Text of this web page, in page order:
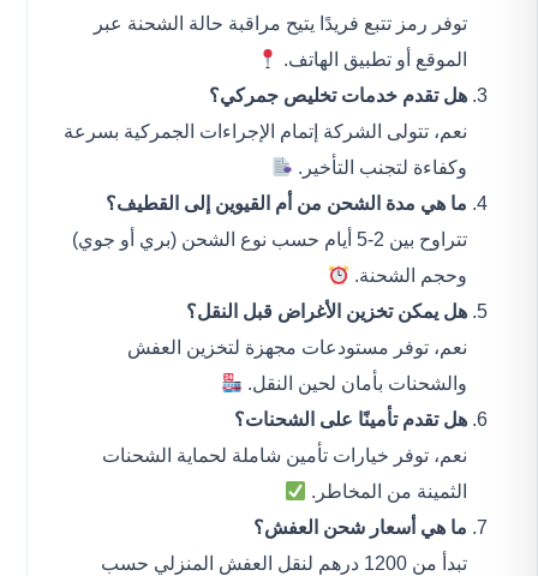
توفر رمز تتبع فريدًا يتيح مراقبة حالة الشحنة عبر
الموقع أو تطبيق الهاتف.
هل تقدم خدمات تخليص جمركي؟
نعم، تتولى الشركة إتمام الإجراءات الجمركية بسرعة
وكفاءة لتجنب التأخير.
ما هي مدة الشحن من أم القيوين إلى القطيف؟
تتراوح بين 2-5 أيام حسب نوع الشحن (بري أو جوي)
وحجم الشحنة.
هل يمكن تخزين الأغراض قبل النقل؟
نعم، توفر مستودعات مجهزة لتخزين العفش
والشحنات بأمان لحين النقل.
هل تقدم تأمينًا على الشحنات؟
نعم، توفر خيارات تأمين شاملة لحماية الشحنات
الثمينة من المخاطر.
ما هي أسعار شحن العفش؟
تبدأ من 1200 درهم لنقل العفش المنزلي حسب